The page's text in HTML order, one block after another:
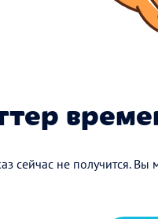
сейчас не получится. Вы